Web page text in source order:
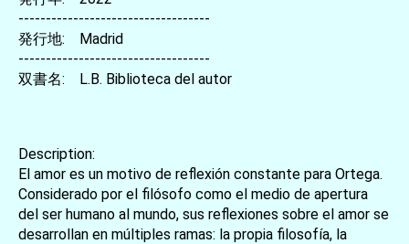
-----------------------------------
発行地: Madrid
-----------------------------------
双書名: L.B. Biblioteca del autor
Description:
El amor es un motivo de reflexión constante para Ortega.
Considerado por el filósofo como el medio de apertura
del ser humano al mundo, sus reflexiones sobre el amor se
desarrollan en múltiples ramas: la propia filosofía, la